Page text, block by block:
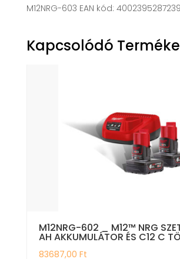
M12NRG-603 EAN kód: 4002395287239
Kapcsolódó
M12NRG-602 _ M12™ NRG
AH AKKUMULÁTOR ÉS C12 C
83687,00 Ft